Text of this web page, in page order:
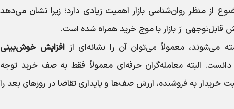
از منظر روان‌شناسی بازار اهمیت زیادی دارد؛ زیرا نشان می‌دهد
قابل‌توجهی از بازار با موج خرید همراه شده است.
می‌شوند، معمولاً می‌توان آن را نشانه‌ای از افزایش خوش‌بینی
دانست. البته معامله‌گران حرفه‌ای معمولاً فقط به صف خرید توجه
خریدار به فروشنده، ارزش صف‌ها و پایداری تقاضا در روزهای بعد را